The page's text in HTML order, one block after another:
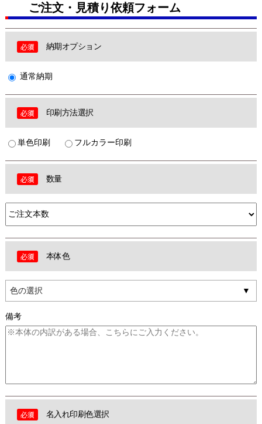
ご注文・見積り依頼フォーム
納期オプション
通常納期
印刷方法選択
単色印刷 フルカラー印刷
数量
本体色
色の選択
備考
名入れ印刷色選択